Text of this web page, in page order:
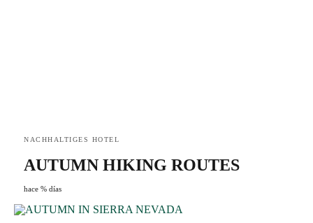
NACHHALTIGES HOTEL
AUTUMN HIKING ROUTES
hace % días